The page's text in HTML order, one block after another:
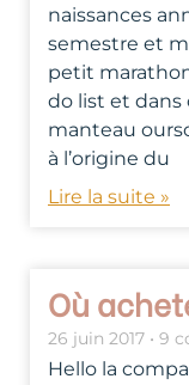
naissances
semestre et
petit
do list et dans
manteau
à l’origine du
Lire la suite »
Où
26 juin 2017 9
Hello la